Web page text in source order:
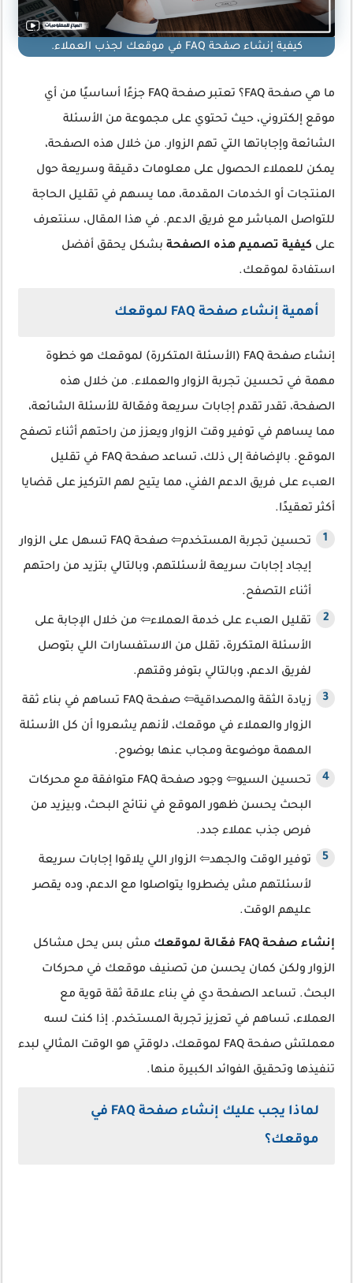
كيفية إنشاء صفحة FAQ في موقعك لجذب العملاء.
ما هي صفحة FAQ؟ تعتبر صفحة FAQ جزءًا أساسيًا من أي
موقع إلكتروني، حيث تحتوي على مجموعة من الأسئلة
الشائعة وإجاباتها التي تهم الزوار. من خلال هذه الصفحة،
يمكن للعملاء الحصول على معلومات دقيقة وسريعة حول
المنتجات أو الخدمات المقدمة، مما يسهم في تقليل الحاجة
للتواصل المباشر مع فريق الدعم. في هذا المقال، سنتعرف
على كيفية تصميم هذه الصفحة بشكل يحقق أفضل
استفادة لموقعك.
أهمية إنشاء صفحة FAQ لموقعك
إنشاء صفحة FAQ (الأسئلة المتكررة) لموقعك هو خطوة
مهمة في تحسين تجربة الزوار والعملاء. من خلال هذه
الصفحة، تقدر تقدم إجابات سريعة وفعّالة للأسئلة الشائعة،
مما يساهم في توفير وقت الزوار ويعزز من راحتهم أثناء تصفح
الموقع. بالإضافة إلى ذلك، تساعد صفحة FAQ في تقليل
العبء على فريق الدعم الفني، مما يتيح لهم التركيز على قضايا
أكثر تعقيدًا.
تحسين تجربة المستخدم⇦ صفحة FAQ تسهل على الزوار
إيجاد إجابات سريعة لأسئلتهم، وبالتالي بتزيد من راحتهم
أثناء التصفح.
تقليل العبء على خدمة العملاء⇦ من خلال الإجابة على
الأسئلة المتكررة، تقلل من الاستفسارات اللي بتوصل
لفريق الدعم، وبالتالي بتوفر وقتهم.
زيادة الثقة والمصداقية⇦ صفحة FAQ تساهم في بناء ثقة
الزوار والعملاء في موقعك، لأنهم يشعروا أن كل الأسئلة
المهمة موضوعة ومجاب عنها بوضوح.
تحسين السيو⇦ وجود صفحة FAQ متوافقة مع محركات
البحث يحسن ظهور الموقع في نتائج البحث، وبيزيد من
فرص جذب عملاء جدد.
توفير الوقت والجهد⇦ الزوار اللي يلاقوا إجابات سريعة
لأسئلتهم مش يضطروا يتواصلوا مع الدعم، وده يقصر
عليهم الوقت.
إنشاء صفحة FAQ فعّالة لموقعك
مش بس يحل مشاكل
الزوار ولكن كمان يحسن من تصنيف موقعك في محركات
البحث. تساعد الصفحة دي في بناء علاقة ثقة قوية مع
العملاء، تساهم في تعزيز تجربة المستخدم. إذا كنت لسه
معملتش صفحة FAQ لموقعك، دلوقتي هو الوقت المثالي لبدء
تنفيذها وتحقيق الفوائد الكبيرة منها.
لماذا يجب عليك إنشاء صفحة FAQ في
موقعك؟